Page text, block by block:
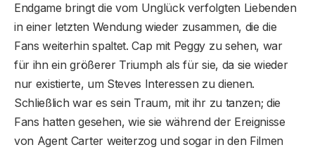
Endgame bringt die vom Unglück verfolgten Liebenden
in einer letzten Wendung wieder zusammen, die die
Fans weiterhin spaltet. Cap mit Peggy zu sehen, war
für ihn ein größerer Triumph als für sie, da sie wieder
nur existierte, um Steves Interessen zu dienen.
Schließlich war es sein Traum, mit ihr zu tanzen; die
Fans hatten gesehen, wie sie während der Ereignisse
von Agent Carter weiterzog und sogar in den Filmen